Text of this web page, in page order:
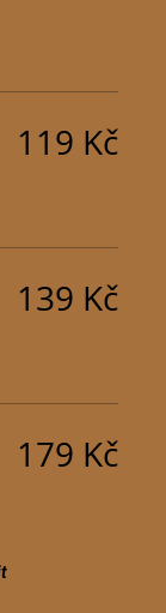
119 Kč
139 Kč
179 Kč